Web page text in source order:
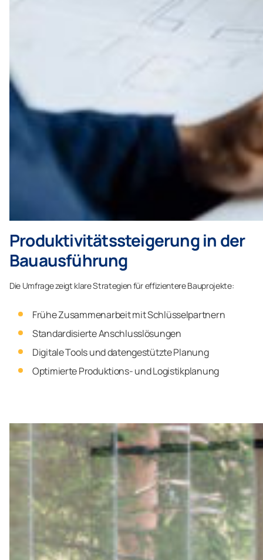
Produktivitätssteigerung in der
Bauausführung
Die Umfrage zeigt klare Strategien für effizientere Bauprojekte:
Frühe Zusammenarbeit mit Schlüsselpartnern
Standardisierte Anschlusslösungen
Digitale Tools und datengestützte Planung
Optimierte Produktions- und Logistikplanung